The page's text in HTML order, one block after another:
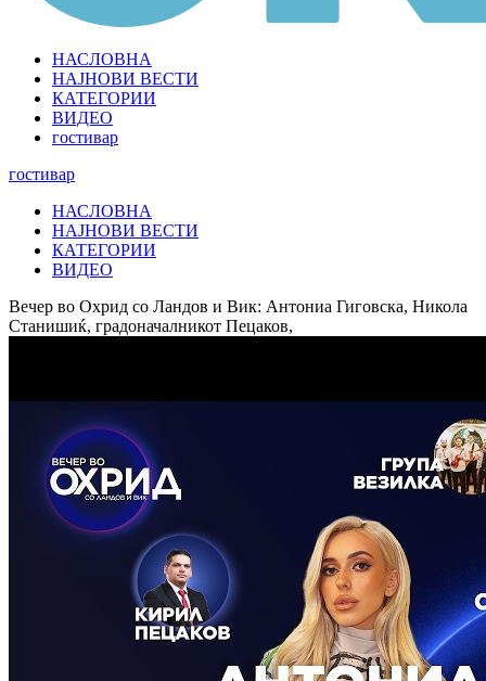
НАСЛОВНА
НАЈНОВИ ВЕСТИ
КАТЕГОРИИ
ВИДЕО
гостивар
гостивар
НАСЛОВНА
НАЈНОВИ ВЕСТИ
КАТЕГОРИИ
ВИДЕО
Вечер во Охрид со Ландов и Вик: Антониа Гиговска, Никола
Станишиќ, градоначалникот Пецаков,